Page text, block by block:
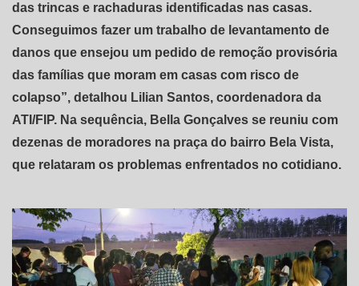
das trincas e rachaduras identificadas nas casas.
Conseguimos fazer um trabalho de levantamento de
danos que ensejou um pedido de remoção provisória
das famílias que moram em casas com risco de
colapso”, detalhou Lilian Santos, coordenadora da
ATI/FIP. Na sequência, Bella Gonçalves se reuniu com
dezenas de moradores na praça do bairro Bela Vista,
que relataram os problemas enfrentados no cotidiano.